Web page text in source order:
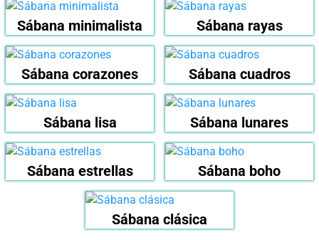
Sábana minimalista Sábana rayas
Sábana corazones Sábana cuadros
Sábana lisa Sábana lunares
Sábana estrellas Sábana boho
Sábana clásica